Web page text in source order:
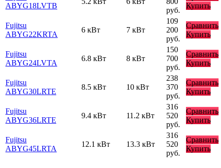
ABYG18LVTB
руб.
Купить
Fujitsu
ABYG22KRTA
6 кВт 7 кВт
109
200
руб.
Сравнить
Купить
Fujitsu
ABYG24LVTA
6.8 кВт 8 кВт
150
700
руб.
Сравнить
Купить
Fujitsu
ABYG30LRTE
8.5 кВт 10 кВт
238
370
руб.
Сравнить
Купить
Fujitsu
ABYG36LRTE
9.4 кВт 11.2 кВт
316
520
руб.
Сравнить
Купить
Fujitsu
ABYG45LRTA
12.1 кВт 13.3 кВт
316
520
руб.
Сравнить
Купить